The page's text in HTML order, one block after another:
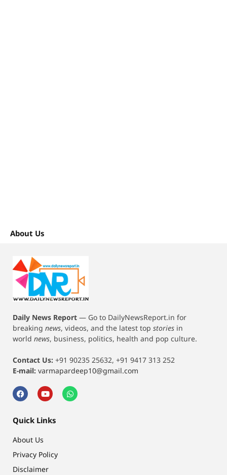
About Us
Daily News Report — Go to DailyNewsReport.in for
breaking news, videos, and the latest top stories in
world news, business, politics, health and pop culture.
Contact Us: +91 90235 25632, +91 9417 313 252
E-mail: varmapardeep10@gmail.com
Quick Links
About Us
Privacy Policy
Disclaimer